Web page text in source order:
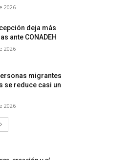
2026
deja más
ante CONADEH
2026
migrantes
se reduce casi un
2026